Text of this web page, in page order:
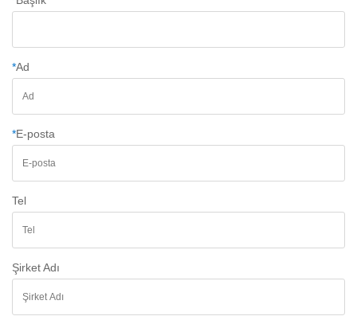
*Ad
*E-posta
Tel
Şirket Adı